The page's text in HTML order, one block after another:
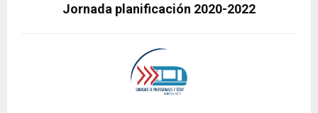
Jornada planificación 2020-2022